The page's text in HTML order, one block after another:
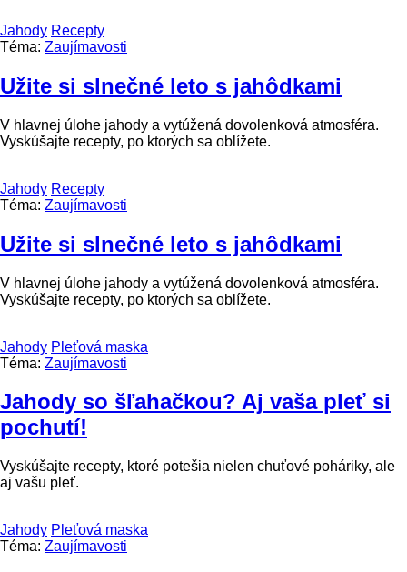
Jahody Recepty
Téma: Zaujímavosti
Užite si slnečné leto s jahôdkami
V hlavnej úlohe jahody a vytúžená dovolenková atmosféra.
Vyskúšajte recepty, po ktorých sa oblížete.
Jahody Recepty
Téma: Zaujímavosti
Užite si slnečné leto s jahôdkami
V hlavnej úlohe jahody a vytúžená dovolenková atmosféra.
Vyskúšajte recepty, po ktorých sa oblížete.
Jahody Pleťová maska
Téma: Zaujímavosti
Jahody so šľahačkou? Aj vaša pleť si
pochutí!
Vyskúšajte recepty, ktoré potešia nielen chuťové poháriky, ale
aj vašu pleť.
Jahody Pleťová maska
Téma: Zaujímavosti